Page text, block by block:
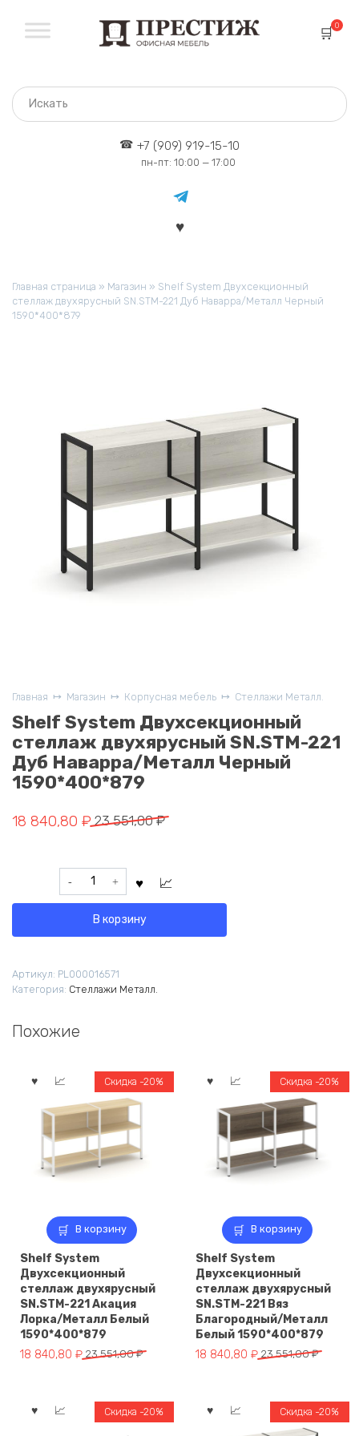
содержанию
0
+7 (909) 919-15-10
пн-пт: 10:00 — 17:00
Главная страница » Магазин » Shelf System Двухсекционный
стеллаж двухярусный SN.STM-221 Дуб Наварра/Металл Черный
1590*400*879
Главная Магазин Корпусная мебель Стеллажи Металл.
Shelf System Двухсекционный
стеллаж двухярусный SN.STM-221
Дуб Наварра/Металл Черный
1590*400*879
23 551,00₽
Первоначальная
составляла
551,00 ₽.
18 840,80 ₽
Текущая
840,80 ₽.
Количество
товара
System
двухярусный
SN.STM-
Дуб
Черный
1590*400*879
В корзину
Артикул: PL000016571
Категория: Стеллажи Металл.
Похожие
В корзину
Скидка -20%
Shelf System
Двухсекционный
стеллаж двухярусный
SN.STM-221 Акация
Лорка/Металл Белый
1590*400*879
23 551,00₽
Первоначальная
18 840,80 ₽
Текущая
840,80 ₽.
В корзину
Скидка -20%
Shelf System
Двухсекционный
стеллаж двухярусный
SN.STM-221 Вяз
Благородный/Металл
Белый 1590*400*879
23 551,00₽
Первоначальная
18 840,80 ₽
Текущая
840,80 ₽.
Скидка -20% Скидка -20%